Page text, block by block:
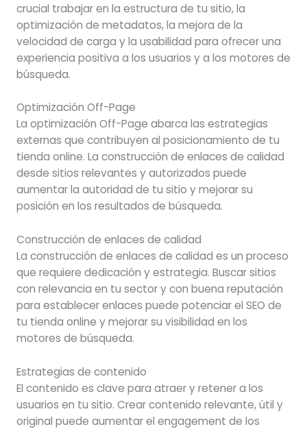
crucial trabajar en la estructura de tu sitio, la
optimización de metadatos, la mejora de la
velocidad de carga y la usabilidad para ofrecer una
experiencia positiva a los usuarios y a los motores de
búsqueda.
Optimización Off-Page
La optimización Off-Page abarca las estrategias
externas que contribuyen al posicionamiento de tu
tienda online. La construcción de enlaces de calidad
desde sitios relevantes y autorizados puede
aumentar la autoridad de tu sitio y mejorar su
posición en los resultados de búsqueda.
Construcción de enlaces de calidad
La construcción de enlaces de calidad es un proceso
que requiere dedicación y estrategia. Buscar sitios
con relevancia en tu sector y con buena reputación
para establecer enlaces puede potenciar el SEO de
tu tienda online y mejorar su visibilidad en los
motores de búsqueda.
Estrategias de contenido
El contenido es clave para atraer y retener a los
usuarios en tu sitio. Crear contenido relevante, útil y
original puede aumentar el engagement de los